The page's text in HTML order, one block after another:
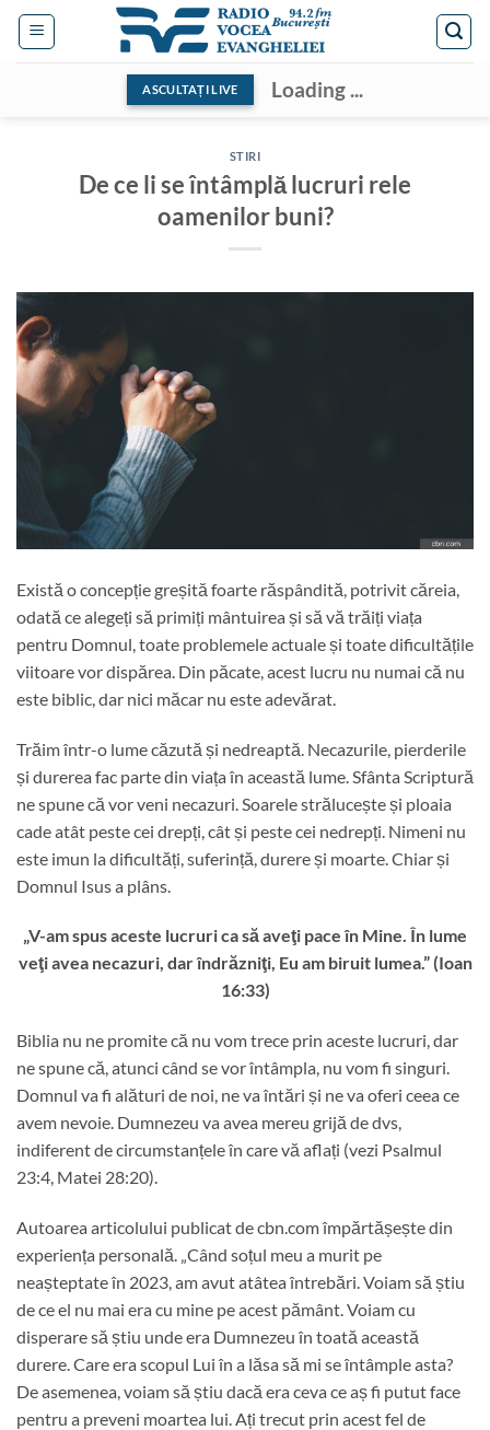
Skip
ASCULTAȚI LIVE Loading ...
STIRI
De ce li se întâmplă lucruri rele
oamenilor buni?
Există o concepție greșită foarte răspândită, potrivit căreia,
odată ce alegeți să primiți mântuirea și să vă trăiți viața
pentru Domnul, toate problemele actuale și toate dificultățile
viitoare vor dispărea. Din păcate, acest lucru nu numai că nu
este biblic, dar nici măcar nu este adevărat.
Trăim într-o lume căzută și nedreaptă. Necazurile, pierderile
și durerea fac parte din viața în această lume. Sfânta Scriptură
ne spune că vor veni necazuri. Soarele strălucește și ploaia
cade atât peste cei drepți, cât și peste cei nedrepți. Nimeni nu
este imun la dificultăți, suferință, durere și moarte. Chiar și
Domnul Isus a plâns.
„V-am spus aceste lucruri ca să aveţi pace în Mine. În lume
veţi avea necazuri, dar îndrăzniţi, Eu am biruit lumea.” (Ioan
16:33)
Biblia nu ne promite că nu vom trece prin aceste lucruri, dar
ne spune că, atunci când se vor întâmpla, nu vom fi singuri.
Domnul va fi alături de noi, ne va întări și ne va oferi ceea ce
avem nevoie. Dumnezeu va avea mereu grijă de dvs,
indiferent de circumstanțele în care vă aflați (vezi Psalmul
23:4, Matei 28:20).
Autoarea articolului publicat de cbn.com împărtășește din
experiența personală. „Când soțul meu a murit pe
neașteptate în 2023, am avut atâtea întrebări. Voiam să știu
de ce el nu mai era cu mine pe acest pământ. Voiam cu
disperare să știu unde era Dumnezeu în toată această
durere. Care era scopul Lui în a lăsa să mi se întâmple asta?
De asemenea, voiam să știu dacă era ceva ce aș fi putut face
pentru a preveni moartea lui. Ați trecut prin acest fel de